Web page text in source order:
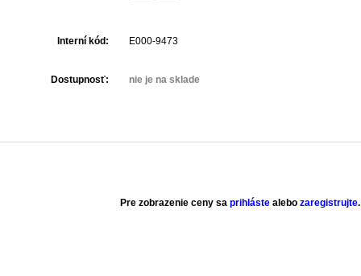
Interní kód: E000-9473
Dostupnosť: nie je na sklade
Pre zobrazenie ceny sa prihláste alebo zaregistrujte.